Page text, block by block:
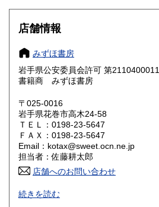
大阪府
奈良県
鳥取県 600円 島
岡山県
山口県 600円
香川県
高知県 600円
佐賀県
店舗情報
みずほ書房
岩手県公安委員会許可 第
書籍商 みずほ書房
〒025-0016
岩手県花巻市高木24-58
ＴＥＬ：0198-23-5647
ＦＡＸ：0198-23-5647
Email：kotax@sweet.ocn.ne.jp
担当者：佐藤耕太郎
店舗へのお問い合わせ
Mizuho Shobo Since 2012 書誌・郷
史料などを取り扱っております。特
続きを読む